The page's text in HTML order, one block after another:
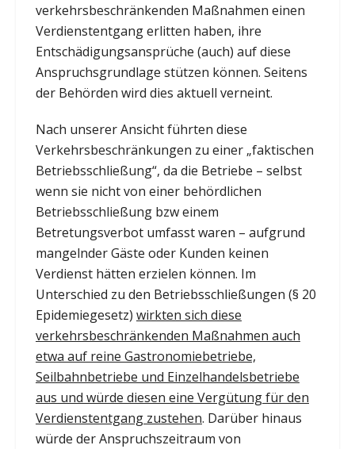
verkehrsbeschränkenden Maßnahmen einen
Verdienstentgang erlitten haben, ihre
Entschädigungsansprüche (auch) auf diese
Anspruchsgrundlage stützen können. Seitens
der Behörden wird dies aktuell verneint.
Nach unserer Ansicht führten diese
Verkehrsbeschränkungen zu einer „faktischen
Betriebsschließung“, da die Betriebe – selbst
wenn sie nicht von einer behördlichen
Betriebsschließung bzw einem
Betretungsverbot umfasst waren – aufgrund
mangelnder Gäste oder Kunden keinen
Verdienst hätten erzielen können. Im
Unterschied zu den Betriebsschließungen (§ 20
Epidemiegesetz) wirkten sich diese
verkehrsbeschränkenden Maßnahmen auch
etwa auf reine Gastronomiebetriebe,
Seilbahnbetriebe und Einzelhandelsbetriebe
aus und würde diesen eine Vergütung für den
Verdienstentgang zustehen. Darüber hinaus
würde der Anspruchszeitraum von